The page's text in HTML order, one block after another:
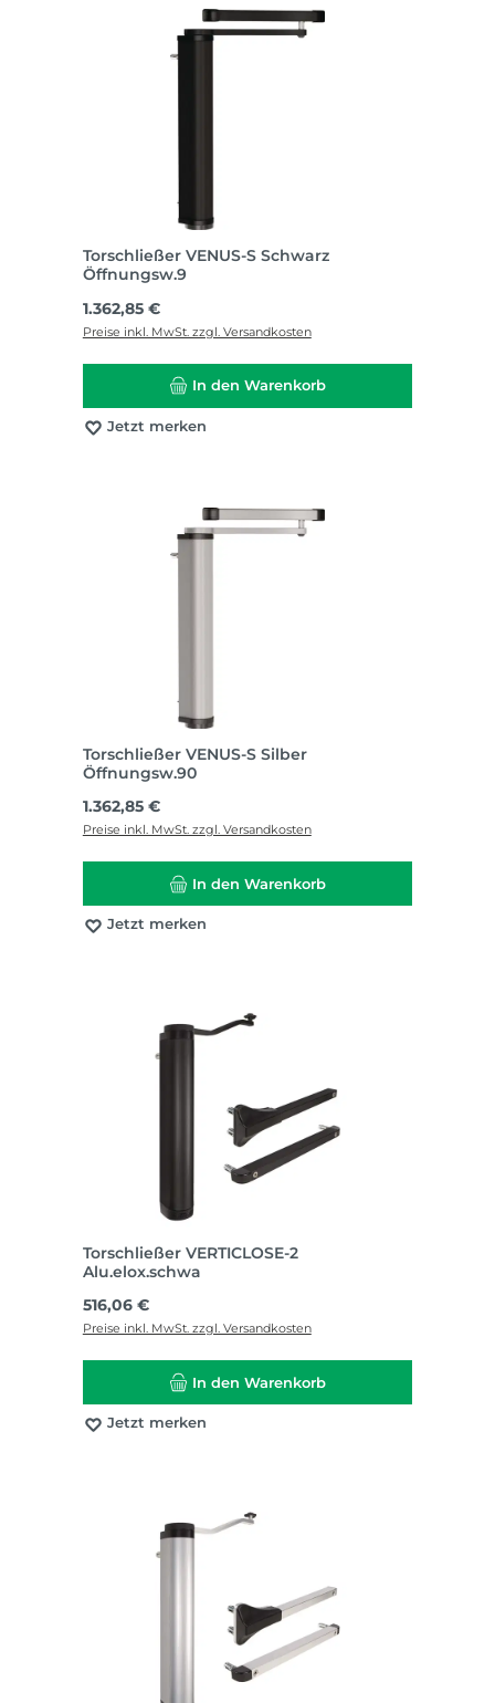
Torschließer VENUS-S Schwarz
Öffnungsw.9
Regulärer Preis:
1.362,85 €
Preise inkl. MwSt. zzgl. Versandkosten
In den Warenkorb
Jetzt merken
Torschließer VENUS-S Silber
Öffnungsw.90
Regulärer Preis:
1.362,85 €
Preise inkl. MwSt. zzgl. Versandkosten
In den Warenkorb
Jetzt merken
Torschließer VERTICLOSE-2
Alu.elox.schwa
Regulärer Preis:
516,06 €
Preise inkl. MwSt. zzgl. Versandkosten
In den Warenkorb
Jetzt merken